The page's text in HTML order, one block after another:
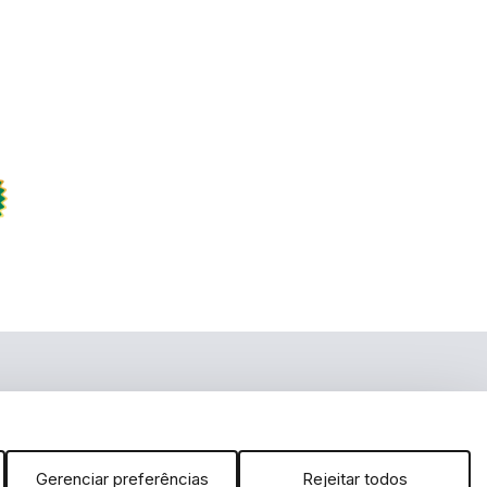
Gerenciar preferências Rejeitar todos
YouTube
É vedada qualquer reprodução, total ou parcial, de qualquer elemento
inclusão no carrinho não garante o preço e/ou a disponibilidade do
de estoque.